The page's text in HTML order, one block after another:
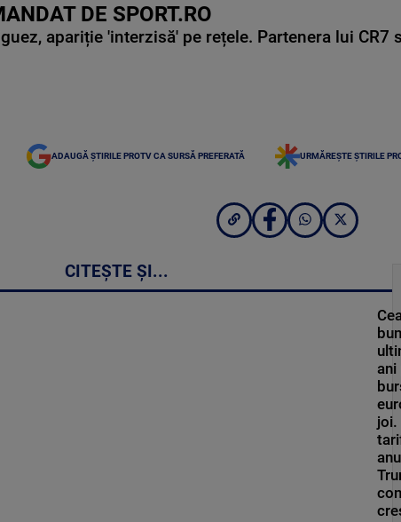
DE SPORT.RO
apariție 'interzisă' pe rețele. Partenera lui
ADAUGĂ ȘTIRILE PROTV CA SURSĂ PREFERATĂ URMĂREȘTE ȘTIRILE
CITEȘTE ȘI...
ani
joi.